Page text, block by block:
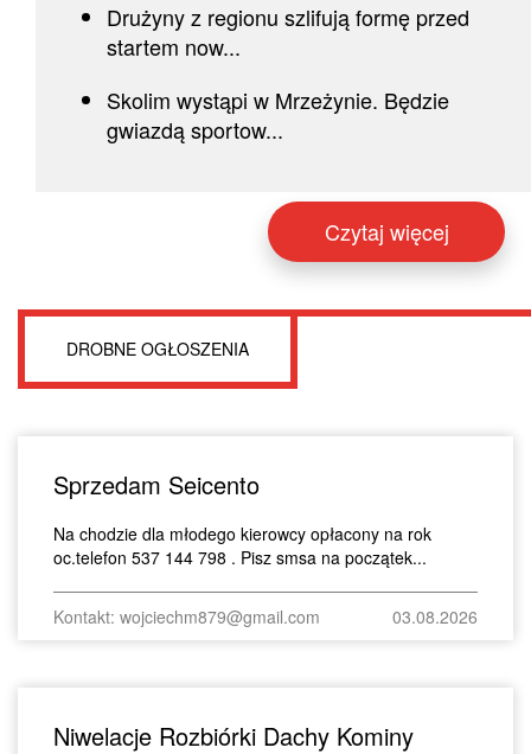
Drużyny z regionu szlifują formę przed
startem now...
Skolim wystąpi w Mrzeżynie. Będzie
gwiazdą sportow...
Czytaj więcej
DROBNE OGŁOSZENIA
Sprzedam Seicento
Na chodzie dla młodego kierowcy opłacony na rok
oc.telefon 537 144 798 . Pisz smsa na początek...
Kontakt: wojciechm879@gmail.com 03.08.2026
Niwelacje Rozbiórki Dachy Kominy